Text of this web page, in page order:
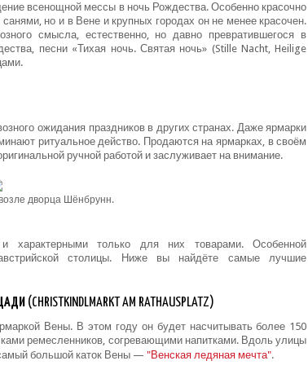
всенощной мессы в ночь Рождества. Особенно красочно
но и в Вене и крупных городах он не менее красочен.
смысла, естественно, но давно превратившегося в
песни «Тихая ночь. Святая ночь» (Stille Nacht, Heilige
ожидания праздников в других странах. Даже ярмарки
ритуальное действо. Продаются на ярмарках, в своём
ручной работой и заслуживает на внимание.
дворца Шёнбрунн.
характерными только для них товарами. Особенной
столицы. Ниже вы найдёте самые лучшие
(CHRISTKINDLMARKT AM RATHAUSPLATZ)
Вены. В этом году он будет насчитывать более 150
ремесленников, согревающими напитками. Вдоль улицы
большой каток Вены — "Венская ледяная мечта".